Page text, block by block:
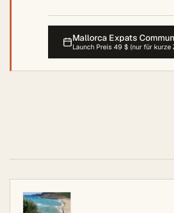
Mallorca Expats
Launch Preis 49 $ (nur für kurze